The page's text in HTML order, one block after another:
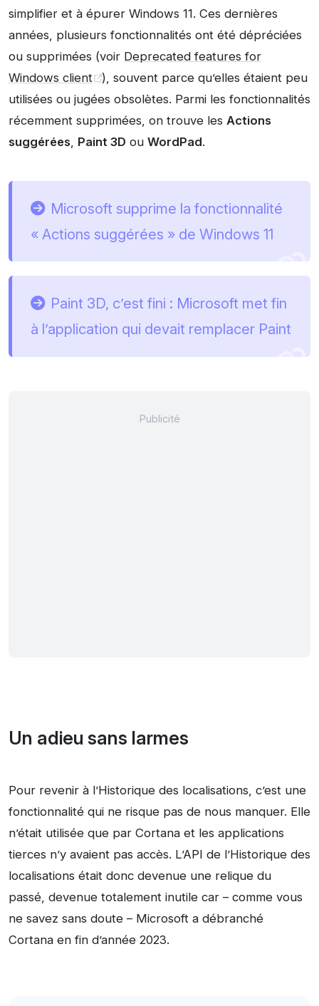
simplifier et à épurer Windows 11. Ces dernières
années, plusieurs fonctionnalités ont été dépréciées
ou supprimées (voir Deprecated features for
Windows client
), souvent parce qu’elles étaient peu
utilisées ou jugées obsolètes. Parmi les fonctionnalités
récemment supprimées, on trouve les Actions
suggérées Paint 3D ou WordPad.
Microsoft supprime la fonctionnalité
« Actions suggérées » de Windows 11
Paint 3D, c’est fini : Microsoft met fin
à l’application qui devait remplacer Paint
Un adieu sans larmes
Pour revenir à l’Historique des localisations, c’est une
fonctionnalité qui ne risque pas de nous manquer. Elle
n’était utilisée que par Cortana et les applications
tierces n’y avaient pas accès. L’API de l’Historique des
localisations était donc devenue une relique du
passé, devenue totalement inutile car – comme vous
ne savez sans doute – Microsoft a débranché
Cortana en fin d’année 2023.